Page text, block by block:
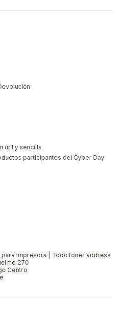
útil y sencilla
participantes del Cyber Day
Impresora | TodoToner address
270
Centro